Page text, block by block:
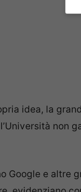
idea, la
non
Google e altre
evidenziano